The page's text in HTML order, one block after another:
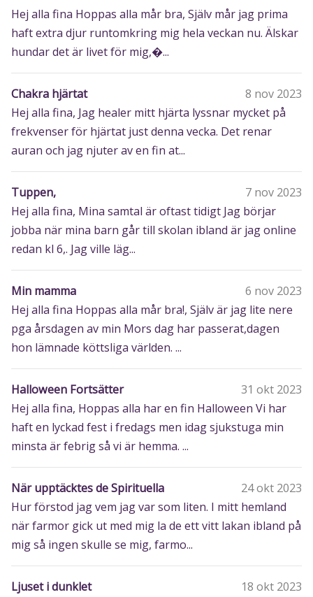
Hej alla fina Hoppas alla mår bra, Själv mår jag prima
haft extra djur runtomkring mig hela veckan nu. Älskar
hundar det är livet för mig,�...
Chakra hjärtat
8 nov 2023
Hej alla fina, Jag healer mitt hjärta lyssnar mycket på
frekvenser för hjärtat just denna vecka. Det renar
auran och jag njuter av en fin at...
Tuppen,
7 nov 2023
Hej alla fina, Mina samtal är oftast tidigt Jag börjar
jobba när mina barn går till skolan ibland är jag online
redan kl 6,. Jag ville läg...
Min mamma
6 nov 2023
Hej alla fina Hoppas alla mår bra!, Själv är jag lite nere
pga årsdagen av min Mors dag har passerat,dagen
hon lämnade köttsliga världen. ...
Halloween Fortsätter
31 okt 2023
Hej alla fina, Hoppas alla har en fin Halloween Vi har
haft en lyckad fest i fredags men idag sjukstuga min
minsta är febrig så vi är hemma. ...
När upptäcktes de Spirituella
24 okt 2023
Hur förstod jag vem jag var som liten. I mitt hemland
när farmor gick ut med mig la de ett vitt lakan ibland på
mig så ingen skulle se mig, farmo...
Ljuset i dunklet
18 okt 2023